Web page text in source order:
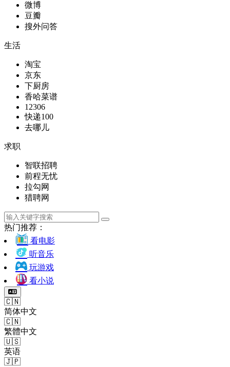
微博
豆瓣
搜外问答
生活
淘宝
京东
下厨房
香哈菜谱
12306
快递100
去哪儿
求职
智联招聘
前程无忧
拉勾网
猎聘网
热门推荐：
看电影
听音乐
玩游戏
看小说
🇨🇳
简体中文
🇨🇳
繁體中文
🇺🇸
英语
🇯🇵